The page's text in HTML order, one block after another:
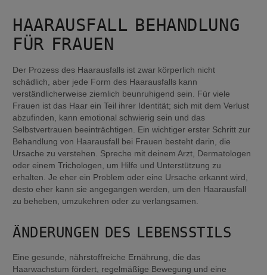
HAARAUSFALL BEHANDLUNG
FÜR FRAUEN
Der Prozess des Haarausfalls ist zwar körperlich nicht
schädlich, aber jede Form des Haarausfalls kann
verständlicherweise ziemlich beunruhigend sein. Für viele
Frauen ist das Haar ein Teil ihrer Identität; sich mit dem Verlust
abzufinden, kann emotional schwierig sein und das
Selbstvertrauen beeinträchtigen. Ein wichtiger erster Schritt zur
Behandlung von Haarausfall bei Frauen besteht darin, die
Ursache zu verstehen. Spreche mit deinem Arzt, Dermatologen
oder einem Trichologen, um Hilfe und Unterstützung zu
erhalten. Je eher ein Problem oder eine Ursache erkannt wird,
desto eher kann sie angegangen werden, um den Haarausfall
zu beheben, umzukehren oder zu verlangsamen.
ÄNDERUNGEN DES LEBENSSTILS
Eine gesunde, nährstoffreiche Ernährung, die das
Haarwachstum fördert, regelmäßige Bewegung und eine